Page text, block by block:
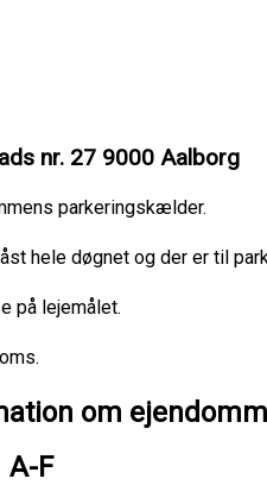
nr. 27 9000 Aalborg
parkeringskælder.
hele døgnet og der er til
på lejemålet.
om
A-F